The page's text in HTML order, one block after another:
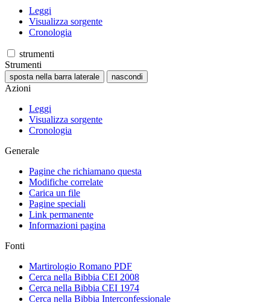
Leggi
Visualizza sorgente
Cronologia
strumenti
Strumenti
sposta nella barra laterale nascondi
Azioni
Leggi
Visualizza sorgente
Cronologia
Generale
Pagine che richiamano questa
Modifiche correlate
Carica un file
Pagine speciali
Link permanente
Informazioni pagina
Fonti
Martirologio Romano PDF
Cerca nella Bibbia CEI 2008
Cerca nella Bibbia CEI 1974
Cerca nella Bibbia Interconfessionale